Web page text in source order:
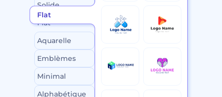
Solide
Flat
Aquarelle
Emblèmes
Minimal
Alphabétique
Aquarelle